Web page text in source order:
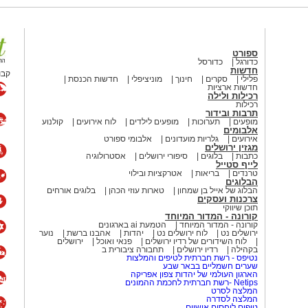
למשפחות ירושלמיות ומותנית
מתבקשת להגיע עם אוהל, ציוד שינה
משפחות המילואים הירושלמיות
"קמפינג בגינה" יישמר עבורן
ליהנות מהחוויה המשפחתית.
יתקיימו בשני מועדים: בין 6-7 באוגוסט ייערכו אירועי הקמפינג בגן
ליפשיץ, גן השבשבת, פארק דניה וגן הכדורים. בין 13-14 באוגוסט יתקיימו האירועים
הוא הרבה יותר מלינה באוהל, זו
ומאפשרת ליהנות מהקסם של
את המשפחות הירושלמיות לצאת
מקיץ איכותי, קהילתי ומהנה בלב
את הקהילה ומעניקה לתושביה חוויות
ספורט
כדורגל כדורסל
חדשות
פלילי סקרים חינוך מוניציפלי
חדשות הכנסת
חדשות ארציות
רכילות ולילה
רכילות
תרבות ובידור
מופעים תערוכות מופעים לילדים לוח אירועים קולנוע
אלבומים
אירועים גלריות מועדונים אלבומי ספורט
מגזין ירושלים
כתבות בלוגים סיפורי ירושלים אסטרולוגיה
לייף סטייל
טרנדים בריאות אטרקציות ובילוי
הבלוגים
הבלוג של אייל בן שמחון טארות עוזי הכהן בלוגים אורחים
צרכנות ועסקים
תוכן שיווקי
קורונה - המדור המיוחד
קורונה - המדור המיוחד
הטמעת ai בארגונים
ירושלים נט
לוח ירושלים נט יהדות אהבנו ברשת
נוער
לוח השידורים של רדיו ירושלים
פנאי ואוכל
ירושלים
בקהילה
רדיו ירושלים
תחבורה ציבורית ב
נטיפס - רשת חברתית לטיפים והמלצות
שערים חשמליים בבאר שבע
הארגון העולמי של יהדות צפון אפריקה
Netips -רשת חברתית לחכמת ההמונים
המלצה לסרט
המלצה לסדרה